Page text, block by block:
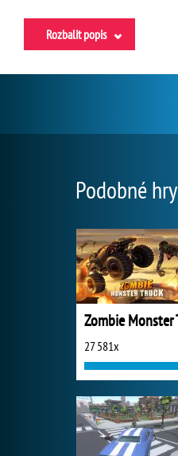
Rozbalit popis
Podobné hry
27 581x